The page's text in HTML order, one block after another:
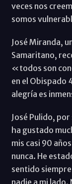
veces nos
somos
José Miranda,
Samaritano,
«todos son
en el Obispado
alegría es
José Pulido,
ha gustado
mis casi 90
nunca. He
sentido
nadie a mi lado.